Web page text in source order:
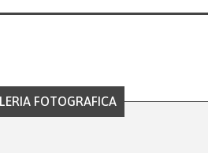
FOTOGRAFICA